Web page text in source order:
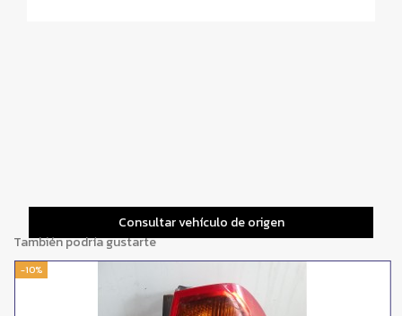
Consultar vehículo de origen
También podría gustarte
-10%